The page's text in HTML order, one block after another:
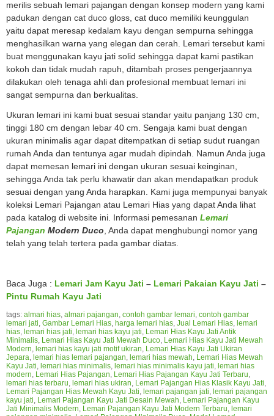
merilis sebuah lemari pajangan dengan konsep modern yang kami
padukan dengan cat duco gloss, cat duco memiliki keunggulan
yaitu dapat meresap kedalam kayu dengan sempurna sehingga
menghasilkan warna yang elegan dan cerah. Lemari tersebut kami
buat menggunakan kayu jati solid sehingga dapat kami pastikan
kokoh dan tidak mudah rapuh, ditambah proses pengerjaannya
dilakukan oleh tenaga ahli dan profesional membuat lemari ini
sangat sempurna dan berkualitas.
Ukuran lemari ini kami buat sesuai standar yaitu panjang 130 cm,
tinggi 180 cm dengan lebar 40 cm. Sengaja kami buat dengan
ukuran minimalis agar dapat ditempatkan di setiap sudut ruangan
rumah Anda dan tentunya agar mudah dipindah. Namun Anda juga
dapat memesan lemari ini dengan ukuran sesuai keinginan,
sehingga Anda tak perlu khawatir dan akan mendapatkan produk
sesuai dengan yang Anda harapkan. Kami juga mempunyai banyak
koleksi Lemari Pajangan atau Lemari Hias yang dapat Anda lihat
pada katalog di website ini. Informasi pemesanan Lemari
Pajangan Modern Duco , Anda dapat menghubungi nomor yang
telah yang telah tertera pada gambar diatas.
Baca Juga : Lemari Jam Kayu Jati – Lemari Pakaian Kayu Jati –
Pintu Rumah Kayu Jati
tags: almari hias, almari pajangan, contoh gambar lemari, contoh gambar
lemari jati, Gambar Lemari Hias, harga lemari hias, Jual Lemari Hias, lemari
hias, lemari hias jati, lemari hias kayu jati, Lemari Hias Kayu Jati Antik
Minimalis, Lemari Hias Kayu Jati Mewah Duco, Lemari Hias Kayu Jati Mewah
Modern, lemari hias kayu jati motif ukiran, Lemari Hias Kayu Jati Ukiran
Jepara, lemari hias lemari pajangan, lemari hias mewah, Lemari Hias Mewah
Kayu Jati, lemari hias minimalis, lemari hias minimalis kayu jati, lemari hias
modern, Lemari Hias Pajangan, Lemari Hias Pajangan Kayu Jati Terbaru,
lemari hias terbaru, lemari hias ukiran, Lemari Pajangan Hias Klasik Kayu Jati,
Lemari Pajangan Hias Mewah Kayu Jati, lemari pajangan jati, lemari pajangan
kayu jati, Lemari Pajangan Kayu Jati Desain Mewah, Lemari Pajangan Kayu
Jati Minimalis Modern, Lemari Pajangan Kayu Jati Modern Terbaru, lemari